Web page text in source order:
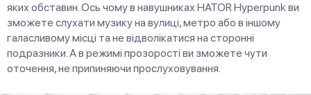
яких обставин. Ось чому в навушниках HATOR Hyреrpunk ви
зможете слухати музику на вулиці, метро або в іншому
галасливому місці та не відволікатися на сторонні
подразники. А в режимі прозорості ви зможете чути
оточення, не припиняючи прослуховування.